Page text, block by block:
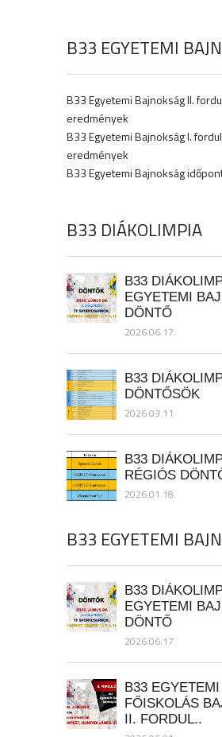
B33 EGYETEMI
B33 Egyetemi Bajnokság II.
eredmények
B33 Egyetemi Bajnokság I.
eredmények
B33 Egyetemi Bajnokság
B33 DIÁKOLIMPIA
B33
EGYETEMI
DÖNTŐ
2026.06.17.
B33
DÖNTŐSÖK
2026.03.11.
B33
RÉGIÓS
2026.01.18.
B33 EGYETEMI
B33
EGYETEMI
DÖNTŐ
2026.06.17.
B33
FŐISKOLÁS
II. FORDUL..